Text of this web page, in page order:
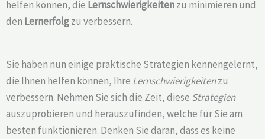
helfen können, die Lernschwierigkeitenzu minimieren und
den Lernerfolgzu verbessern.
Sie haben nun einige praktische Strategien kennengelernt,
die Ihnen helfen können, Ihre Lernschwierigkeitenzu
verbessern. Nehmen Sie sich die Zeit, diese Strategien
auszuprobieren und herauszufinden, welche für Sie am
besten funktionieren. Denken Sie daran, dass es keine